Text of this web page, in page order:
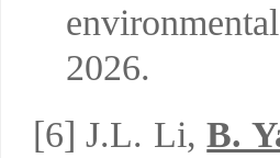
2026.
[6]J.L. Li,B.